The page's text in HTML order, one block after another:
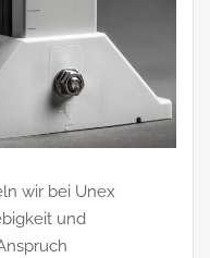
wir bei Unex
und